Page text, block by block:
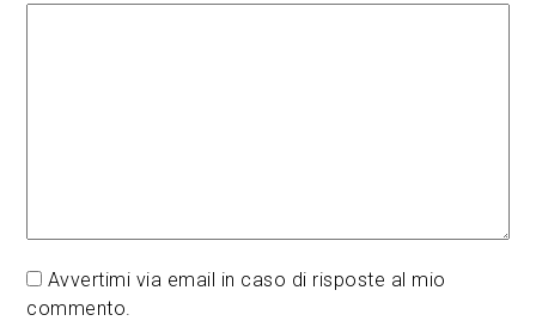
Avvertimi via email in caso di risposte al mio
commento.